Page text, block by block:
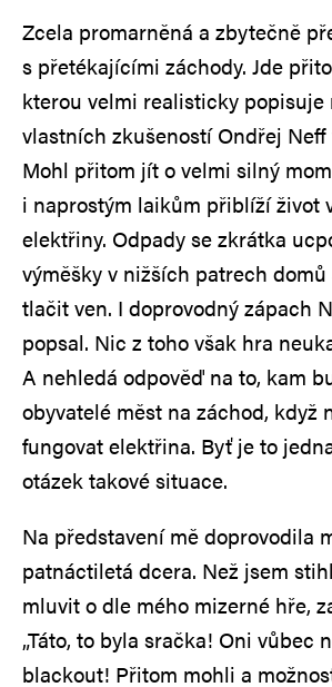
Zcela promarněná a zbytečně
s přetékajícími záchody. Jde
kterou velmi realisticky popisuje
vlastních zkušeností Ondřej
Mohl přitom jít o velmi silný
i naprostým laikům přiblíží život
elektřiny. Odpady se zkrátka
výměšky v nižších patrech domů
tlačit ven. I doprovodný zápach
popsal. Nic z toho však hra
A nehledá odpověď na to, kam
obyvatelé měst na záchod, když
fungovat elektřina. Byť je to
otázek takové situace.
Na představení mě doprovodila
patnáctiletá dcera. Než jsem
mluvit o dle mého mizerné hře,
„Táto, to byla sračka! Oni vůbec
blackout! Přitom mohli a